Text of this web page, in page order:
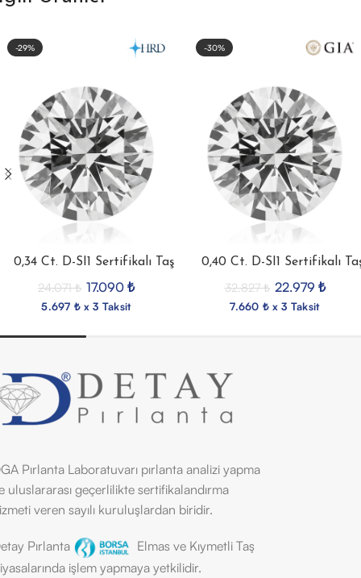
-29%
0,34 Ct. D-SI1 Sertifikalı Taş
24.071₺ 17.090 ₺
5.697 ₺ x 3 Taksit
-30%
0,40 Ct. D-SI1 Sertifikalı
32.827₺ 22.979 ₺
7.660 ₺ x 3 Taksit
Pırlanta Laboratuvarı pırlanta analizi yapma
uluslararası geçerlilikte sertifikalandırma
veren sayılı kuruluşlardan biridir.
Pırlanta
Elmas ve Kıymetli Taş
işlem yapmaya yetkilidir.